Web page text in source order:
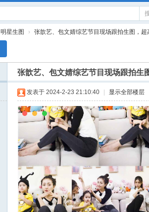
明星生图 › 张歆艺、包文婧综艺节目现场跟拍生图，超
张歆艺、包文婧综艺节目现场跟拍生
发表于 2024-2-23 21:10:40 显示全部楼层